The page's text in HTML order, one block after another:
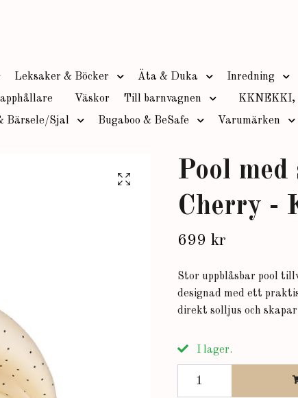
Leksaker & Böcker Äta & Duka Inredning
Väskor Till barnvagnen
KKNEKKI,
Bärsele/Sjal
Bugaboo & BeSafe Varumärken
Pool
Cherry -
699 kr
Stor uppblåsbar pool
designad med ett
direkt solljus och
I lager.